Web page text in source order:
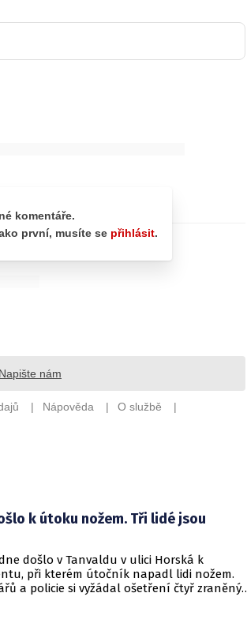
k útoku nožem. Tři lidé jsou
došlo v Tanvaldu v ulici Horská k
při kterém útočník napadl lidi nožem.
a policie si vyžádal ošetření čtyř